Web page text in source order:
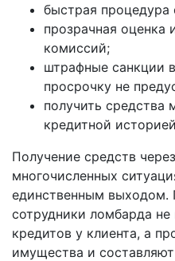
быстрая
прозрачная оценка
комиссий;
штрафные санкции
просрочку не
получить
кредитной
Получение средств
многочисленных
единственным
сотрудники ломбарда
кредитов у клиента, а
имущества и